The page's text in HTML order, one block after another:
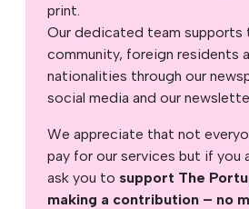
print.
Our dedicated team supports
community, foreign residents
nationalities through our
social media and our
We appreciate that not
pay for our services but if you
ask you to support The
making a contribution – no